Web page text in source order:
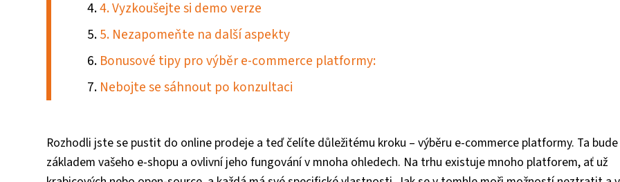
4. Vyzkoušejte si demo verze
5. Nezapomeňte na další aspekty
Bonusové tipy pro výběr e-commerce platformy:
Nebojte se sáhnout po konzultaci
Rozhodli jste se pustit do online prodeje a teď čelíte důležitému kroku – výběru e-commerce platformy. Ta bude
základem vašeho e-shopu a ovlivní jeho fungování v mnoha ohledech. Na trhu existuje mnoho platforem, ať už